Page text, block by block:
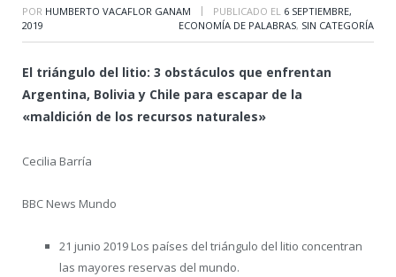
POR HUMBERTO VACAFLOR GANAM | PUBLICADO EL 6 SEPTIEMBRE,
2019
ECONOMÍA DE PALABRAS, SIN CATEGORÍA
El triángulo del litio: 3 obstáculos que enfrentan
Argentina, Bolivia y Chile para escapar de la
«maldición de los recursos naturales»
Cecilia Barría
BBC News Mundo
21 junio 2019 Los países del triángulo del litio concentran
las mayores reservas del mundo.